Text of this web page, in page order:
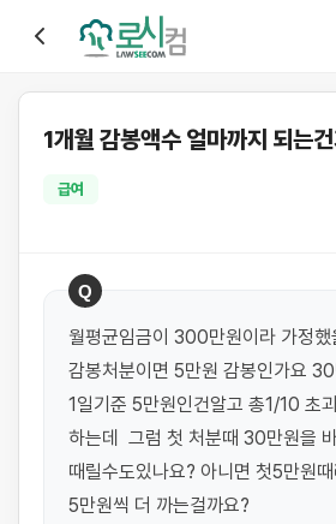
1개월 감봉액수 얼마까지 되는
급여
Q
월평균임금이 300만원이라 가정했
감봉처분이면 5만원 감봉인가요
1일기준 5만원인건알고 총1/10 초
하는데  그럼 첫 처분때 30만원을
때릴수도있나요? 아니면 첫5만원
5만원씩 더 까는걸까요?